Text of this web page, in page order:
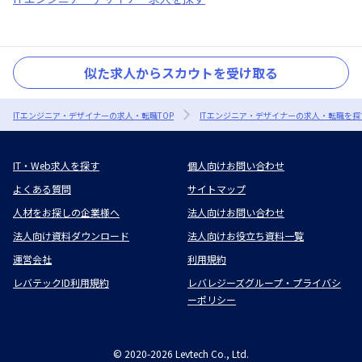
似た求人からスカウトを受け取る
ITエンジニア・デザイナーの求人・転職TOP ITエンジニア・デザイナーの求人・転職を
IT・Web求人を探す
個人向けお問い合わせ
よくある質問
サイトマップ
人材をお探しの企業様へ
法人向けお問い合わせ
法人向け資料ダウンロード
法人向けお役立ち資料一覧
運営会社
利用規約
レバテックID利用規約
レバレジーズグループ・プライバシ
ーポリシー
© 2020-2026 Levtech Co., Ltd.